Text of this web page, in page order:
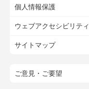
個人情報保護
ウェブアクセシビリティ
サイトマップ
ご意見・ご要望